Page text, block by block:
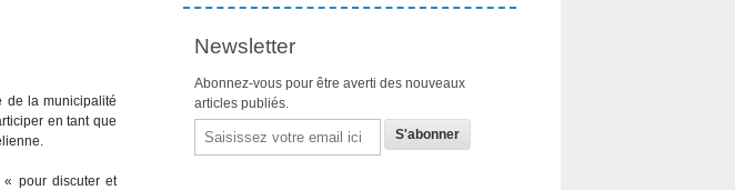
de la municipalité
en tant que
« pour discuter et
Newsletter
Abonnez-vous pour être averti des nouveaux
articles publiés.
Email